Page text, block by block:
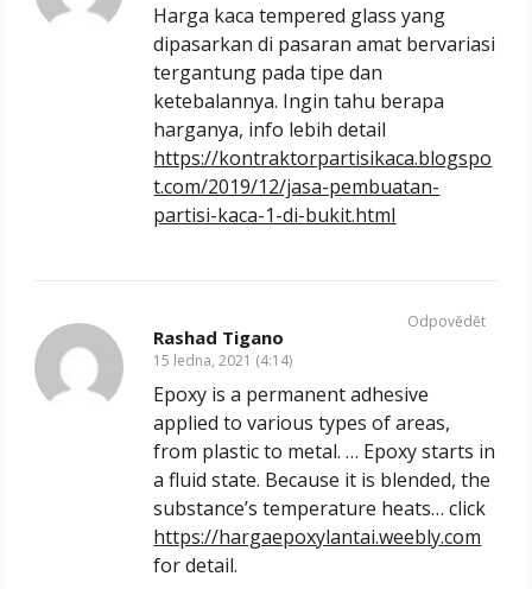
Harga kaca tempered glass yang
dipasarkan di pasaran amat bervariasi
tergantung pada tipe dan
ketebalannya. Ingin tahu berapa
harganya, info lebih detail
https://kontraktorpartisikaca.blogspo
t.com/2019/12/jasa-pembuatan-
partisi-kaca-1-di-bukit.html
Rashad Tigano
15 ledna, 2021 (4:14)
Epoxy is a permanent adhesive
applied to various types of areas,
from plastic to metal. … Epoxy starts in
a fluid state. Because it is blended, the
substance’s temperature heats… click
https://hargaepoxylantai.weebly.com
for detail.
Odpovědět